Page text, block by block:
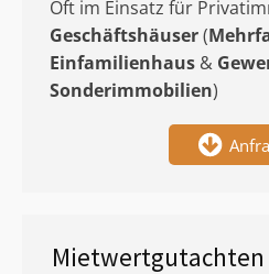
Oft im Einsatz für
Geschäftshäuser(
Einfamilienhaus &
Sonderimmobilien)
Mietwertgutachten